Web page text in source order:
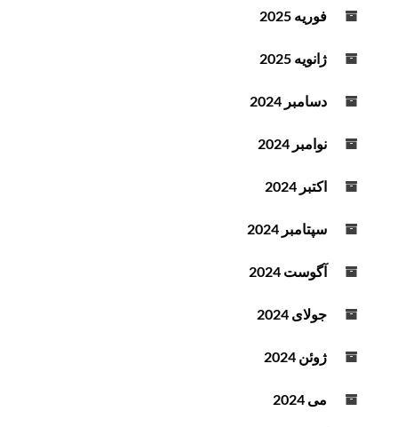
فوریه 2025
ژانویه 2025
دسامبر 2024
نوامبر 2024
اکتبر 2024
سپتامبر 2024
آگوست 2024
جولای 2024
ژوئن 2024
می 2024